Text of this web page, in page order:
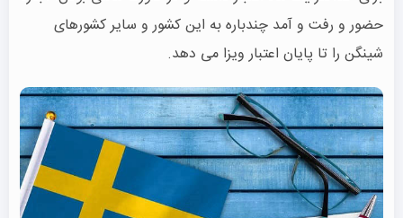
حضور و رفت و آمد چندباره به این کشور و سایر کشورهای
شینگن را تا پایان اعتبار ویزا می دهد.